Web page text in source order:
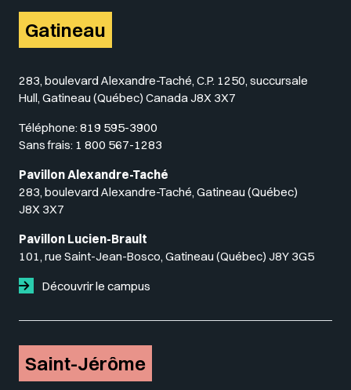
Gatineau
283, boulevard Alexandre-Taché, C.P. 1250, succursale
Hull, Gatineau (Québec) Canada J8X 3X7
Téléphone: 819 595-3900
Sans frais: 1 800 567-1283
Pavillon Alexandre-Taché
283, boulevard Alexandre-Taché, Gatineau (Québec)
J8X 3X7
Pavillon Lucien-Brault
101, rue Saint-Jean-Bosco, Gatineau (Québec) J8Y 3G5
Découvrir le campus
Saint-Jérôme